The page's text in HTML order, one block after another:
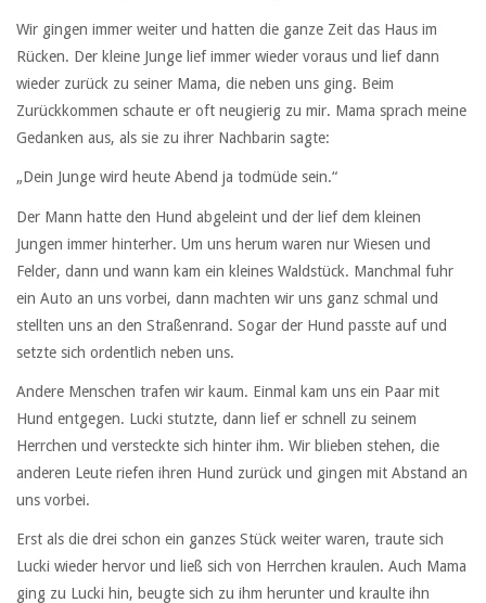
Wir gingen immer weiter und hatten die ganze Zeit das Haus im
Rücken. Der kleine Junge lief immer wieder voraus und lief dann
wieder zurück zu seiner Mama, die neben uns ging. Beim
Zurückkommen schaute er oft neugierig zu mir. Mama sprach meine
Gedanken aus, als sie zu ihrer Nachbarin sagte:
„Dein Junge wird heute Abend ja todmüde sein.“
Der Mann hatte den Hund abgeleint und der lief dem kleinen
Jungen immer hinterher. Um uns herum waren nur Wiesen und
Felder, dann und wann kam ein kleines Waldstück. Manchmal fuhr
ein Auto an uns vorbei, dann machten wir uns ganz schmal und
stellten uns an den Straßenrand. Sogar der Hund passte auf und
setzte sich ordentlich neben uns.
Andere Menschen trafen wir kaum. Einmal kam uns ein Paar mit
Hund entgegen. Lucki stutzte, dann lief er schnell zu seinem
Herrchen und versteckte sich hinter ihm. Wir blieben stehen, die
anderen Leute riefen ihren Hund zurück und gingen mit Abstand an
uns vorbei.
Erst als die drei schon ein ganzes Stück weiter waren, traute sich
Lucki wieder hervor und ließ sich von Herrchen kraulen. Auch Mama
ging zu Lucki hin, beugte sich zu ihm herunter und kraulte ihn